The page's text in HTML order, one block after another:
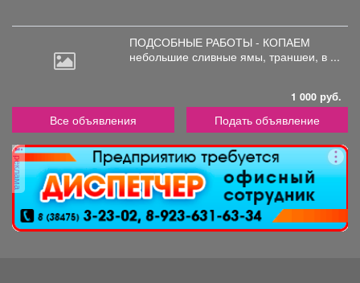
ПОДСОБНЫЕ РАБОТЫ - КОПАЕМ
небольшие сливные ямы, траншеи, в ...
1 000 руб.
Все объявления Подать объявление
реклама